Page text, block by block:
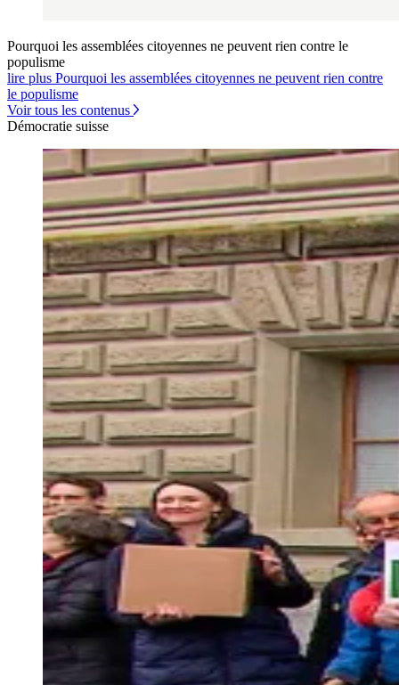
Pourquoi les assemblées citoyennes ne peuvent rien contre le
populisme
lire plus Pourquoi les assemblées citoyennes ne peuvent rien contre
le populisme
Voir tous les contenus
Démocratie suisse